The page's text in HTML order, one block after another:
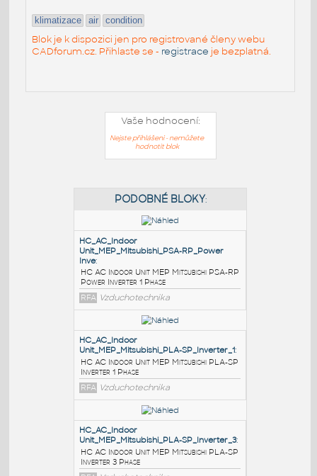
klimatizace air condition
Blok je k dispozici jen pro registrované členy webu
CADforum.cz. Přihlaste se - registrace je bezplatná.
Vaše hodnocení:
Nejste přihlášeni - nemůžete
hodnotit blok
PODOBNÉ BLOKY
HC_AC_Indoor
Unit_MEP_Mitsubishi_PSA-RP_Power
Inve:
HC AC Indoor Unit MEP Mitsubishi PSA-RP
Power Inverter 1 Phase
RFA Vzduchotechnika